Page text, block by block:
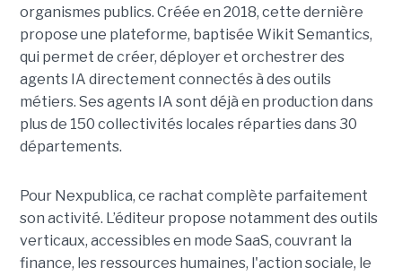
organismes publics. Créée en 2018, cette dernière
propose une plateforme, baptisée Wikit Semantics,
qui permet de créer, déployer et orchestrer des
agents IA directement connectés à des outils
métiers. Ses agents IA sont déjà en production dans
plus de 150 collectivités locales réparties dans 30
départements.
Pour Nexpublica, ce rachat complète parfaitement
son activité. L’éditeur propose notamment des outils
verticaux, accessibles en mode SaaS, couvrant la
finance, les ressources humaines, l'action sociale, le